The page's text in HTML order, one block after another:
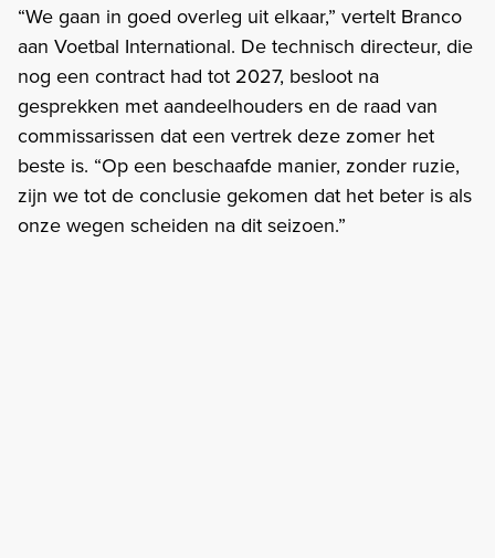
“We gaan in goed overleg uit elkaar,” vertelt Branco
aan Voetbal International. De technisch directeur, die
nog een contract had tot 2027, besloot na
gesprekken met aandeelhouders en de raad van
commissarissen dat een vertrek deze zomer het
beste is. “Op een beschaafde manier, zonder ruzie,
zijn we tot de conclusie gekomen dat het beter is als
onze wegen scheiden na dit seizoen.”